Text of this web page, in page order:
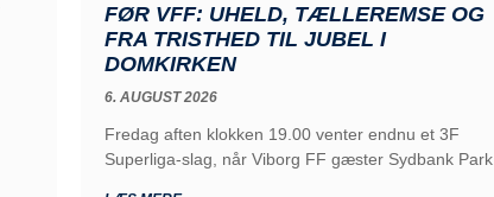
FØR VFF: UHELD, TÆLLEREMSE OG
FRA TRISTHED TIL JUBEL I
DOMKIRKEN
6. AUGUST 2026
Fredag aften klokken 19.00 venter endnu et 3F
Superliga-slag, når Viborg FF gæster Sydbank Park.